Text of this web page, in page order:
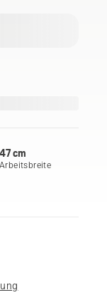
47 cm
Arbeitsbreite